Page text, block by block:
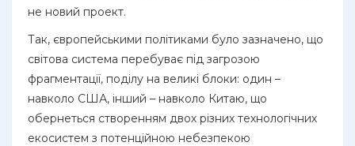
не новий проект.
Так, європейськими політиками було зазначено, що
світова система перебуває під загрозою
фрагментації, поділу на великі блоки: один –
навколо США, інший – навколо Китаю, що
обернеться створенням двох різних технологічних
екосистем з потенційною небезпекою